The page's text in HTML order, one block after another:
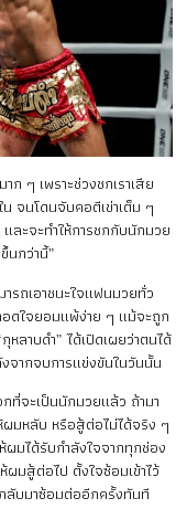
ๆ เพราะช่วงชกเราเสีย
น จนโดนจับคอตีเข่าเต็ม ๆ
ละจะทำให้การชกกับนักมวย
นกว่านี้”
รถเอาชนะใจแฟนมวยทั่ว
อดใจยอมแพ้ง่าย ๆ แม้จะถูก
ลาบดำ” ได้เปิดเผยว่าตนได้
จากจบการแข่งขันในวันนั้น
ที่จะเป็นนักมวยแล้ว ถ้ามา
ผมหลับ หรือสู้ต่อไม่ได้จริง ๆ
ผมได้รับกำลังใจจากทุกช่อง
มสู้ต่อไป ตั้งใจซ้อมเข้าไว้
ลับมาซ้อมต่ออีกครั้งทันที